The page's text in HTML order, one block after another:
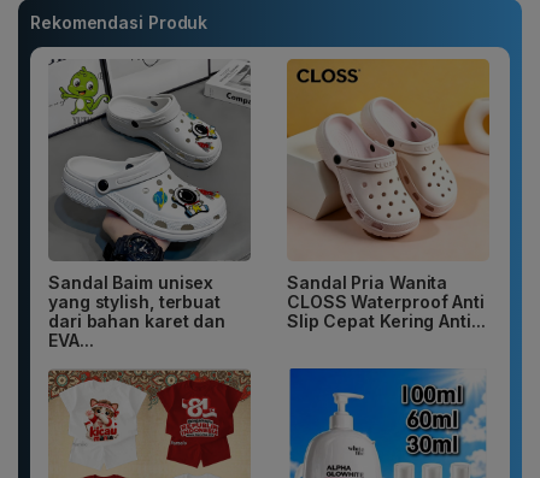
Rekomendasi Produk
Sandal Baim unisex
yang stylish, terbuat
dari bahan karet dan
EVA...
Sandal Pria Wanita
CLOSS Waterproof Anti
Slip Cepat Kering Anti...